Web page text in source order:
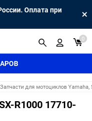
Оплата при
0
для мотоциклов Yamaha,
R1000 17710-